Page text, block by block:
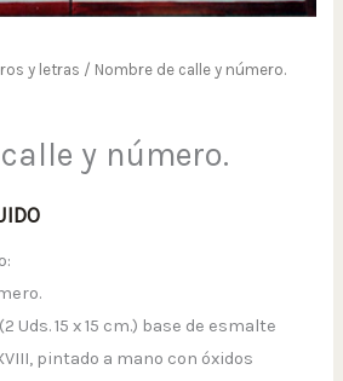
y letras / Nombre de calle y número.
y número.
Uds. 15 x 15 cm.) base de esmalte
pintado a mano con óxidos